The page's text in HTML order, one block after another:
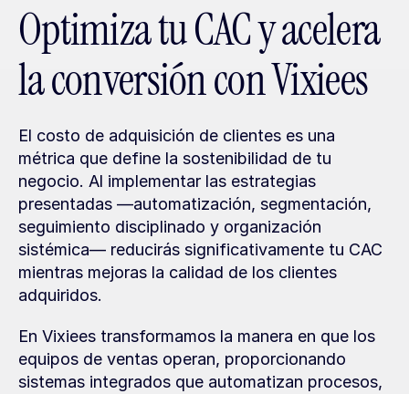
Optimiza tu CAC y acelera
la conversión con Vixiees
El costo de adquisición de clientes es una
métrica que define la sostenibilidad de tu
negocio. Al implementar las estrategias
presentadas —automatización, segmentación,
seguimiento disciplinado y organización
sistémica— reducirás significativamente tu CAC
mientras mejoras la calidad de los clientes
adquiridos.
En Vixiees transformamos la manera en que los
equipos de ventas operan, proporcionando
sistemas integrados que automatizan procesos,